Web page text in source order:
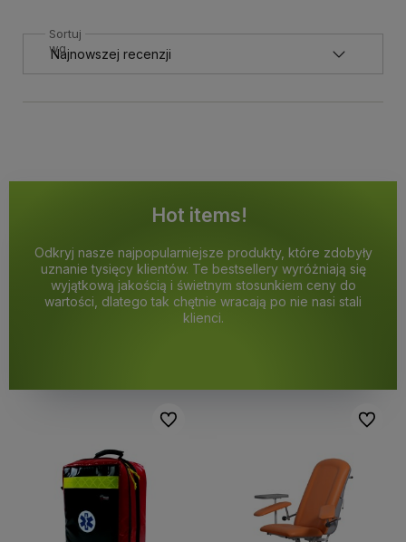
Sortuj
wg
Hot items!
Odkryj nasze najpopularniejsze produkty, które zdobyły
uznanie tysięcy klientów. Te bestsellery wyróżniają się
wyjątkową jakością i świetnym stosunkiem ceny do
wartości, dlatego tak chętnie wracają po nie nasi stali
klienci.
Do ulubionych Do